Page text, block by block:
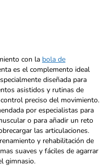
con la bola de
es el complemento ideal
diseñada para
asistidos y rutinas de
preciso del movimiento.
por especialistas para
o para añadir un reto
las articulaciones.
y rehabilitación de
suaves y fáciles de agarrar
gimnasio.